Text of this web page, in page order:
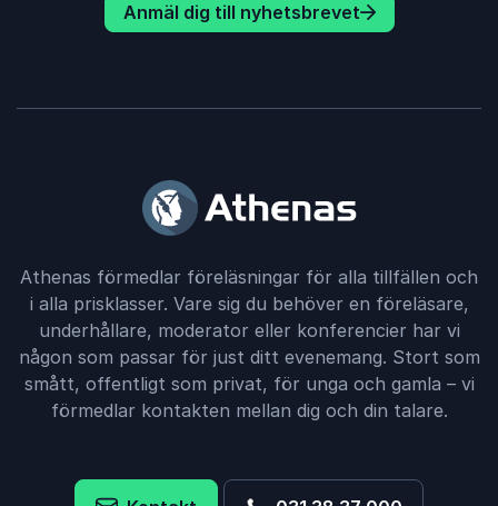
Anmäl dig till nyhetsbrevet
Athenas förmedlar föreläsningar för alla tillfällen och
i alla prisklasser. Vare sig du behöver en föreläsare,
underhållare, moderator eller konferencier har vi
någon som passar för just ditt evenemang. Stort som
smått, offentligt som privat, för unga och gamla – vi
förmedlar kontakten mellan dig och din talare.